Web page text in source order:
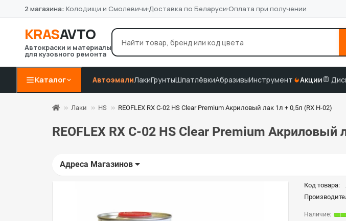
2 магазина: Колодищи и Смолевичи Доставка по Беларуси Оплата при получении
KRASAVTO
Автокраски и материалы
для кузовного ремонта Например: лак Novol грунт 4+1 P80 3M краска по коду подбор по
Каталог АвтоэмалиЛакиГрунтыШпатлёвкиАбразивыИнструмент Акции
Лаки HS REOFLEX RX C-02 HS Clear Premium Акриловый лак 1л + 0,5л (RX H-02)
REOFLEX RX C-02 HS Clear Premium Акриловый
Адреса Магазинов
Код товара: